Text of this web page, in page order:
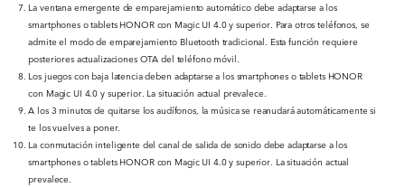
La ventana emergente de emparejamiento automático debe adaptarse a los
smartphones o tablets HONOR con Magic UI 4.0 y superior. Para otros teléfonos, se
admite el modo de emparejamiento Bluetooth tradicional. Esta función requiere
posteriores actualizaciones OTA del teléfono móvil.
Los juegos con baja latencia deben adaptarse a los smartphones o tablets HONOR
con Magic UI 4.0 y superior. La situación actual prevalece.
A los 3 minutos de quitarse los audífonos, la música se reanudará automáticamente si
te los vuelves a poner.
La conmutación inteligente del canal de salida de sonido debe adaptarse a los
smartphones o tablets HONOR con Magic UI 4.0 y superior. La situación actual
prevalece.